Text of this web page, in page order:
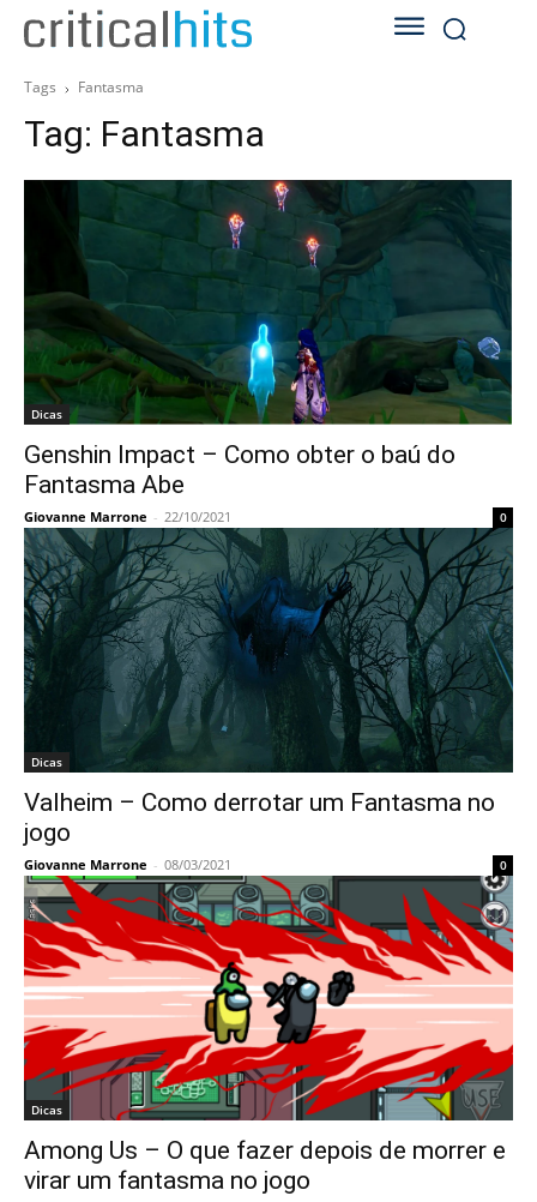
Tags Fantasma
Tag: Fantasma
Dicas
Genshin Impact – Como obter o baú do
Fantasma Abe
Giovanne Marrone - 22/10/2021 0
Dicas
Valheim – Como derrotar um Fantasma no
jogo
Giovanne Marrone - 08/03/2021 0
Dicas
Among Us – O que fazer depois de morrer e
virar um fantasma no jogo